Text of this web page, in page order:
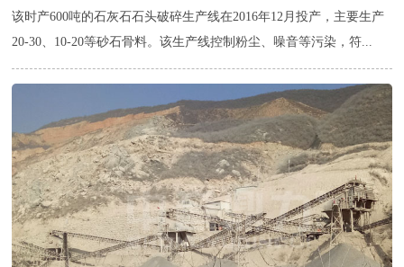
该时产600吨的石灰石石头破碎生产线在2016年12月投产，主要生产
20-30、10-20等砂石骨料。该生产线控制粉尘、噪音等污染，符...